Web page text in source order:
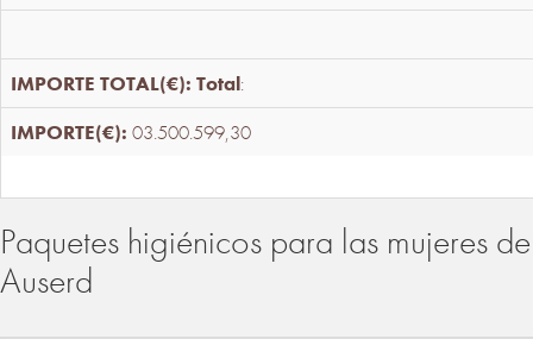
Total:
03.500.599,30
Paquetes higiénicos para las mujeres
Auserd